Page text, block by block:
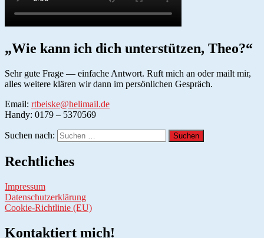
„Wie kann ich dich unterstützen, Theo?“
Sehr gute Frage — einfache Antwort. Ruft mich an oder mailt mir,
alles weitere klären wir dann im persönlichen Gespräch.
Email: rtbeiske@helimail.de
Handy: 0179 – 5370569
Suchen nach:
Rechtliches
Impressum
Datenschutzerklärung
Cookie-Richtlinie (EU)
Kontaktiert mich!